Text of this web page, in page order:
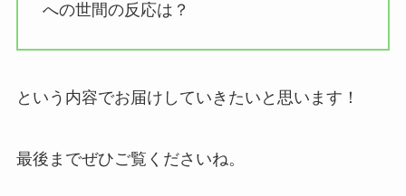
への世間の反応は？
という内容でお届けしていきたいと思います！
最後までぜひご覧くださいね。